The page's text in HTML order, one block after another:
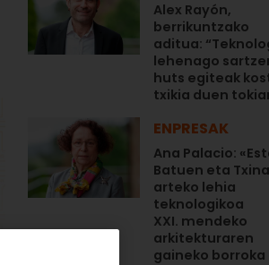
Alex Rayón,
berrikuntzako
aditua:
lehenago
huts egiteak
txikia duen
ENPRESAK
Ana Palacio:
Batuen eta
arteko lehia
teknologikoa
XXI. mendeko
arkitekturaren
gaineko borroka